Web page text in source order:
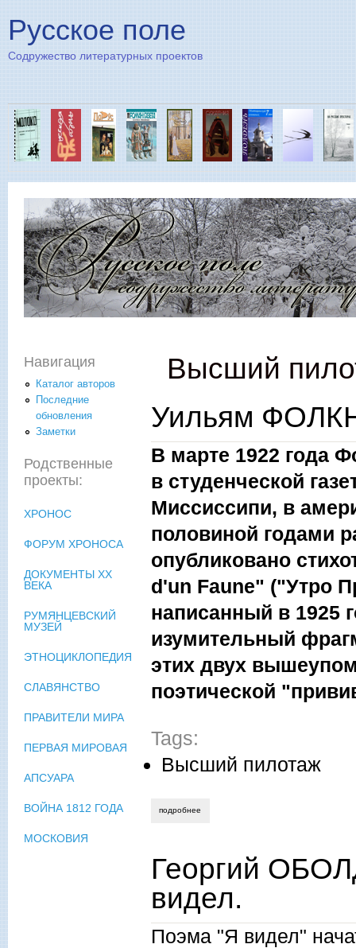
Русское поле
Содружество литературных проектов
Высший
Уильям
В марте 1922 года
в студенческой
Миссиссипи, в
половиной годами
опубликовано
d'un Faune" ("Утро
написанный в 1925
изумительный
этих двух
поэтической
Tags:
Высший пилотаж
подробнее
Георгий
видел.
Поэма "Я видел"
Навигация
Каталог авторов
Последние
обновления
Заметки
Родственные
проекты:
ХРОНОС
ФОРУМ ХРОНОСА
ДОКУМЕНТЫ XX
ВЕКА
РУМЯНЦЕВСКИЙ
МУЗЕЙ
ЭТНОЦИКЛОПЕДИЯ
СЛАВЯНСТВО
ПРАВИТЕЛИ МИРА
ПЕРВАЯ МИРОВАЯ
АПСУАРА
ВОЙНА 1812 ГОДА
МОСКОВИЯ